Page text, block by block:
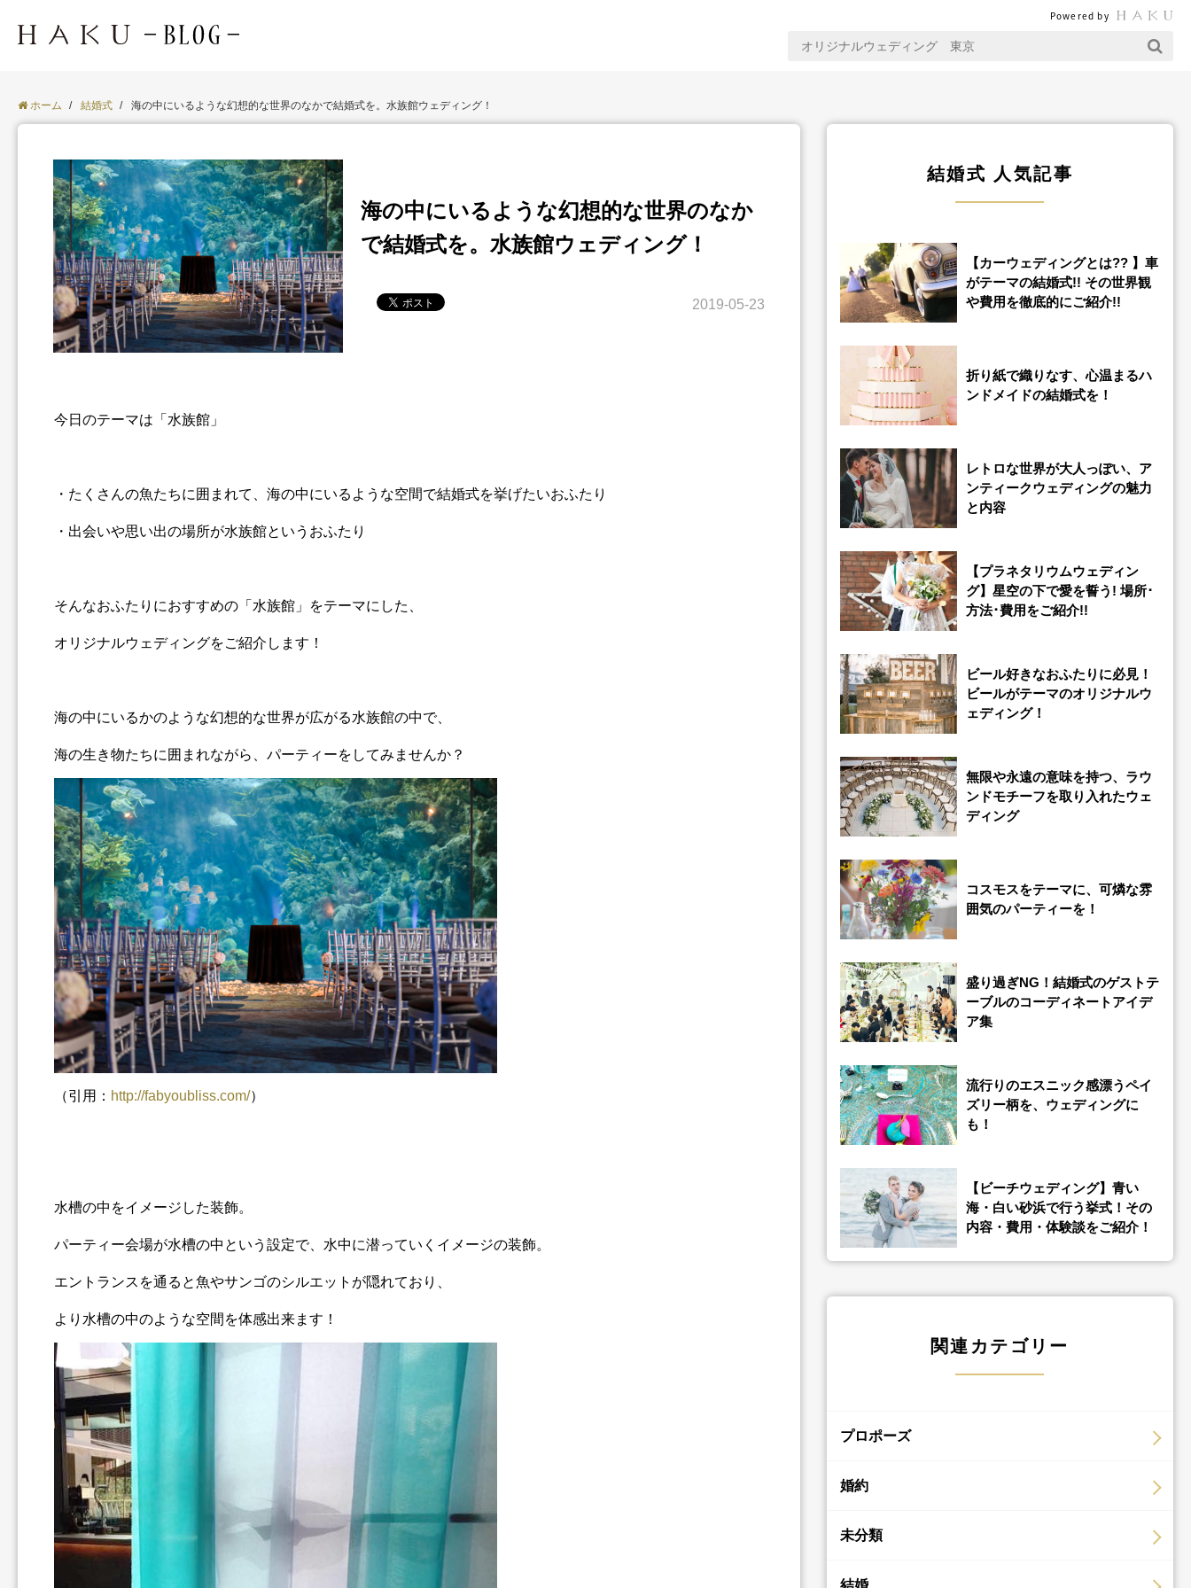
Powered by
ホーム / 結婚式 / 海の中にいるような幻想的な世界のなかで結婚式を。水族館ウェディング！
海の中にいるような幻想的な世界のなか
で結婚式を。水族館ウェディング！
2019-05-23
今日のテーマは「水族館」
・たくさんの魚たちに囲まれて、海の中にいるような空間で結婚式を挙げたいおふたり
・出会いや思い出の場所が水族館というおふたり
そんなおふたりにおすすめの「水族館」をテーマにした、
オリジナルウェディングをご紹介します！
海の中にいるかのような幻想的な世界が広がる水族館の中で、
海の生き物たちに囲まれながら、パーティーをしてみませんか？
（引用： http://fabyoubliss.com/）
水槽の中をイメージした装飾。
パーティー会場が水槽の中という設定で、 水中に潜っていくイメージの装飾。
エントランスを通ると魚やサンゴのシルエットが隠れており、
より水槽の中のような空間を体感出来ます！
結婚式 人気記事
【カーウェディングとは?? 】車
がテーマの結婚式!! その世界観
や費用を徹底的にご紹介!!
折り紙で織りなす、心温まるハ
ンドメイドの結婚式を！
レトロな世界が大人っぽい、ア
ンティークウェディングの魅力
と内容
【プラネタリウムウェディン
グ】星空の下で愛を誓う! 場所･
方法･費用をご紹介!!
ビール好きなおふたりに必見！
ビールがテーマのオリジナルウ
ェディング！
無限や永遠の意味を持つ、ラウ
ンドモチーフを取り入れたウェ
ディング
コスモスをテーマに、可燐な雰
囲気のパーティーを！
盛り過ぎNG！結婚式のゲストテ
ーブルのコーディネートアイデ
ア集
流行りのエスニック感漂うペイ
ズリー柄を、ウェディングに
も！
【ビーチウェディング】青い
海・白い砂浜で行う挙式！その
内容・費用・体験談をご紹介！
関連カテゴリー
プロポーズ
婚約
未分類
結婚